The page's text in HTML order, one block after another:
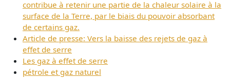
contribue à retenir une partie de la chaleur solaire à la
surface de la Terre, par le biais du pouvoir absorbant
de certains gaz.
Article de presse: Vers la baisse des rejets de gaz à
effet de serre
Les gaz à effet de serre
pétrole et gaz naturel